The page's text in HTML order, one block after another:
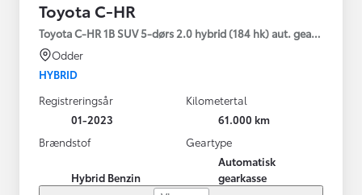
Toyota C-HR
Toyota C-HR 1B SUV 5-dørs 2.0 hybrid (184 hk) aut. gear C-HIC
Odder
HYBRID
Registreringsår
01-2023
Kilometertal
61.000 km
Brændstof
Hybrid Benzin
Geartype
Automatisk
gearkasse